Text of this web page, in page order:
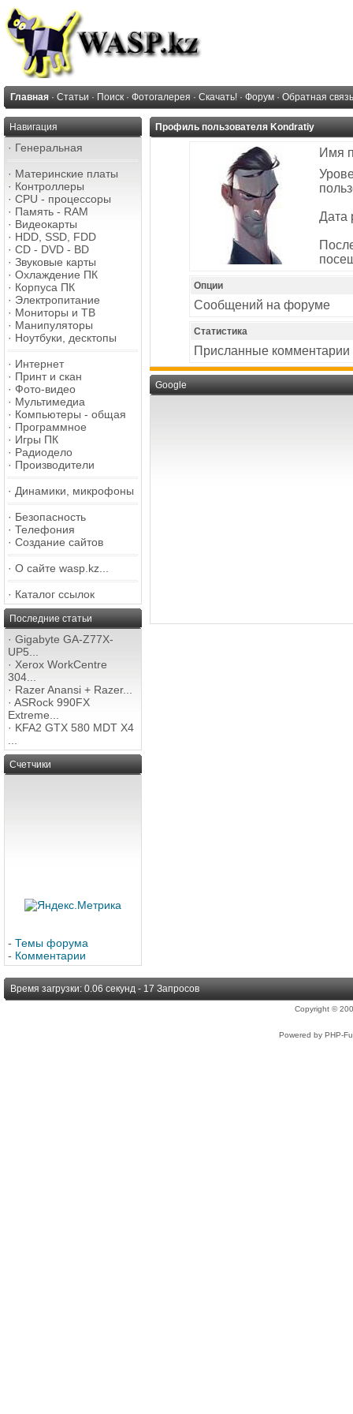
Главная · Статьи · Поиск · Фотогалерея · Скачать! · Форум · Обратная связь
Навигация
· Генеральная
· Материнские платы
· Контроллеры
· CPU - процессоры
· Память - RAM
· Видеокарты
· HDD, SSD, FDD
· CD - DVD - BD
· Звуковые карты
· Охлаждение ПК
· Корпуса ПК
· Электропитание
· Мониторы и ТВ
· Манипуляторы
· Ноутбуки, десктопы
· Интернет
· Принт и скан
· Фото-видео
· Мультимедиа
· Компьютеры - общая
· Программное
· Игры ПК
· Радиодело
· Производители
· Динамики, микрофоны
· Безопасность
· Телефония
· Создание сайтов
· О сайте wasp.kz...
· Каталог ссылок
Последние статьи
· Gigabyte GA-Z77X-
UP5...
· Xerox WorkCentre
304...
· Razer Anansi + Razer...
· ASRock 990FX
Extreme...
· KFA2 GTX 580 MDT X4
Счетчики
- Темы форума
- Комментарии
Профиль пользователя Kondratiy
Имя
Дата
Опции
Сообщений на форуме
Статистика
Присланные комментарии
Google
Время загрузки: 0.06 секунд - 17 Запросов
Copyright ©
Powered by PHP-